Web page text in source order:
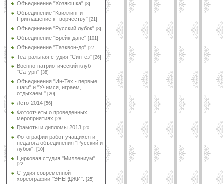
Объединение "Хозяюшка" [8]
Объединение "Квиллинг и
Приглашение к творчеству" [21]
Объединение "Русский лубок" [8]
Объединение "Брейк-данс" [101]
Объединение "Таэквон-до" [27]
Театральная студия "Синтез" [26]
Военно-патриотический клуб
"Сатурн" [38]
Объединения "Ин-Тех - первые
шаги" и "Учимся, играем,
отдыхаем." [20]
Лето-2014 [56]
Фотоотчеты о проведенных
мероприятиях [28]
Грамоты и дипломы 2013 [20]
Фотографии работ учащихся и
педагога объединения "Русский и
лубок".
[10]
Цирковая студия "Миллениум"
[22]
Студия современной
хореографии "ЭНЕРДЖИ".
[25]